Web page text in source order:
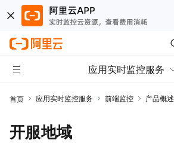
应用实时监控服务
首页 应用实时监控服务 前端监控 产品概述
开服地域